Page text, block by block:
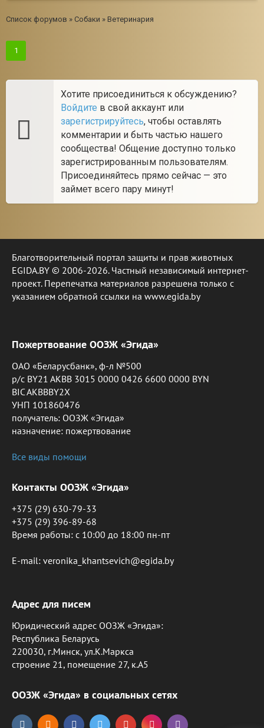
Список форумов » Собаки » Ветеринария
1
Хотите присоединиться к обсуждению?
Войдите в свой аккаунт или
зарегистрируйтесь, чтобы оставлять
комментарии и быть частью нашего
сообщества! Общение доступно только
зарегистрированным пользователям.
Присоединяйтесь прямо сейчас — это
займет всего пару минут!
Благотворительный портал защиты и прав животных
EGIDA.BY © 2006-2026. Частный независимый интернет-
проект. Перепечатка материалов разрешена только с
указанием обратной ссылки на www.egida.by
Пожертвование ООЗЖ «Эгида»
ОАО «Беларусбанк», ф-л №500
р/с BY21 AKBB 3015 0000 0426 6600 0000 BYN
BIC AKBBBY2X
УНП 101860476
получатель: ООЗЖ «Эгида»
назначение: пожертвование
Все виды помощи
Контакты ООЗЖ «Эгида»
+375 (29) 630-79-33
+375 (29) 396-89-68
Время работы: c 10:00 до 18:00 пн-пт
E-mail: veronika_khantsevich@egida.by
Адрес для писем
Юридический адрес ООЗЖ «Эгида»:
Республика Беларусь
220030, г.Минск, ул.К.Маркса
строение 21, помещение 27, к.А5
ООЗЖ «Эгида» в социальных сетях